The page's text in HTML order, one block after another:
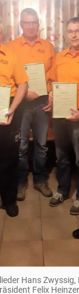
Hans Zwyssig,
Felix Heinzer